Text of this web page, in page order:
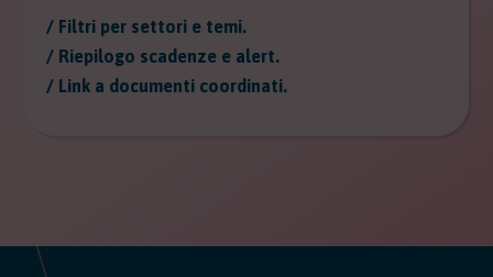
/ Filtri per settori e temi.
/ Riepilogo scadenze e alert.
/ Link a documenti coordinati.